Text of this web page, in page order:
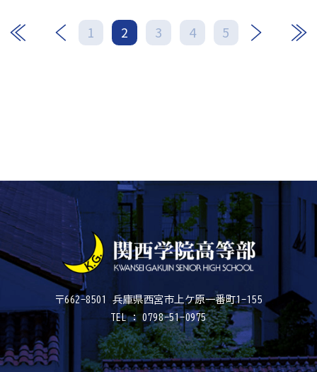
1 2 3 4 5
次 最後
〒662-8501 兵庫県西宮市上ケ原一番町1-155
TEL : 0798-51-0975